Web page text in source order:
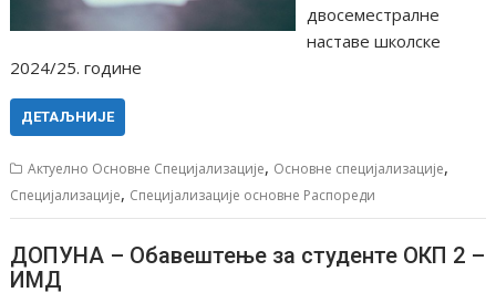
двосеместралне
наставе школске
2024/25. године
ДЕТАЉНИЈЕ
Актуелно Основне Специјализације, Основне специјализације,
Специјализације, Специјализације основне Распореди
ДОПУНА – Обавештење за студенте ОКП 2 –
ИМД